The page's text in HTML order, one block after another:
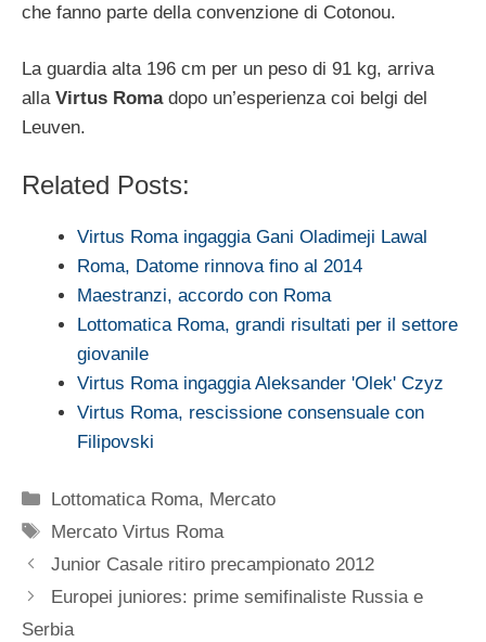
che fanno parte della convenzione di Cotonou.
La guardia alta 196 cm per un peso di 91 kg, arriva
alla Virtus Romadopo un’esperienza coi belgi del
Leuven.
Related Posts:
Virtus Roma ingaggia Gani Oladimeji Lawal
Roma, Datome rinnova fino al 2014
Maestranzi, accordo con Roma
Lottomatica Roma, grandi risultati per il settore
giovanile
Virtus Roma ingaggia Aleksander 'Olek' Czyz
Virtus Roma, rescissione consensuale con
Filipovski
Categorie
Lottomatica Roma, Mercato
Tag
Mercato Virtus Roma
Junior Casale ritiro precampionato 2012
Europei juniores: prime semifinaliste Russia e
Serbia